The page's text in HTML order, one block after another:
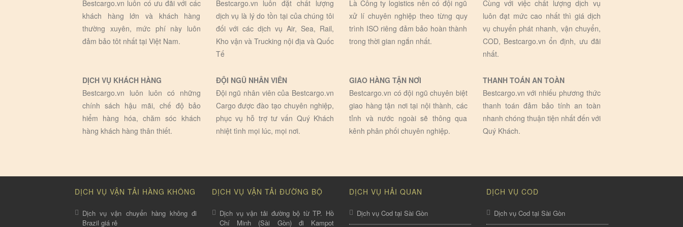
Bestcargo.vn luôn có ưu đãi với các
khách hàng lớn và khách hàng
thường xuyên, mức phí này luôn
đảm bảo tôt nhất tại Việt Nam.
Bestcargo.vn luôn đặt chất lượng
dịch vụ là lý do tồn tại của chúng tôi
đối với các dịch vụ Air, Sea, Rail,
Kho vận và Trucking nội địa và Quốc
Tế
Là Công ty logistics nên có đội ngũ
xử lí chuyên nghiệp theo từng quy
trình ISO riêng đảm bảo hoàn thành
trong thời gian ngắn nhất.
Cùng với việc chất lượng dịch vụ
luôn đạt mức cao nhất thì giá dịch
vụ chuyển phát nhanh, vận chuyển,
COD, Bestcargo.vn ổn định, ưu đãi
nhất.
DỊCH VỤ KHÁCH HÀNG
Bestcargo.vn luôn luôn có những
chính sách hậu mãi, chế độ bảo
hiểm hàng hóa, chăm sóc khách
hàng khách hàng thân thiết.
ĐỘI NGŨ NHÂN VIÊN
Đội ngũ nhân viên của Bestcargo.vn
Cargo được đào tạo chuyên nghiệp,
phục vụ hỗ trợ tư vấn Quý Khách
nhiệt tình mọi lúc, mọi nơi.
GIAO HÀNG TẬN NƠI
Bestcargo.vn có đội ngũ chuyên biệt
giao hàng tận nơi tại nội thành, các
tỉnh và nước ngoài sẽ thông qua
kênh phân phối chuyên nghiệp.
THANH TOÁN AN TOÀN
Bestcargo.vn với nhiếu phương thức
thanh toán đảm bảo tính an toàn
nhanh chóng thuận tiện nhất đến với
Quý Khách.
DỊCH VỤ VẬN TẢI HÀNG KHÔNG
Dịch vụ vận chuyển hàng không đi
Brazil giá rẻ
DỊCH VỤ VẬN TẢI ĐƯỜNG BỘ
Dịch vụ vận tải đường bộ từ TP. Hồ
Chí Minh (Sài Gòn) đi Kampot
DỊCH VỤ HẢI QUAN
Dịch vụ Cod tại Sài Gòn
DỊCH VỤ COD
Dịch vụ Cod tại Sài Gòn